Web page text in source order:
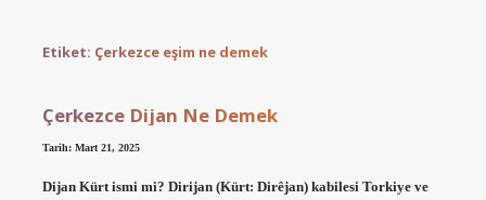
Etiket: Çerkezce eşim ne demek
Çerkezce Dijan Ne Demek
Tarih: Mart 21, 2025
Dijan Kürt ismi mi? Dirijan (Kürt: Dirêjan) kabilesi Torkiye ve